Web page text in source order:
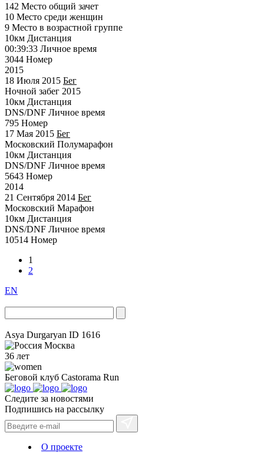
142 Место общий зачет
10 Место среди женщин
9 Место в возрастной группе
10км Дистанция
00:39:33 Личное время
3044 Номер
2015
18 Июля 2015 Бег
Ночной забег 2015
10км Дистанция
DNS/DNF Личное время
795 Номер
17 Мая 2015 Бег
Московский Полумарафон
10км Дистанция
DNS/DNF Личное время
5643 Номер
2014
21 Сентября 2014 Бег
Московский Марафон
10км Дистанция
DNS/DNF Личное время
10514 Номер
1
2
EN
Asya Durgaryan ID 1616
Москва
36 лет
Беговой клуб Castorama Run
Следите за новостями
Подпишись на рассылку
О проекте